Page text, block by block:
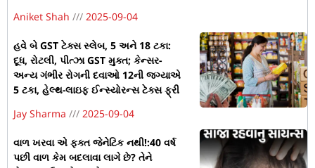
Aniket Shah
2025-09-04
હવે બે GST ટેક્સ સ્લેબ, 5 અને 18 ટકા:
દૂધ, રોટલી, પીત્ઝા GST મુક્ત; કેન્સર-
અન્ય ગંભીર રોગની દવાઓ 12ની જગ્યાએ
5 ટકા, હેલ્થ-લાઇફ ઈન્સ્યોરન્સ ટેક્સ ફ્રી
Jay Sharma
2025-09-04
વાળ ખરવા એ ફક્ત જેનેટિક નથી!:40 વર્ષ
પછી વાળ કેમ બદલાવા લાગે છે? તેને